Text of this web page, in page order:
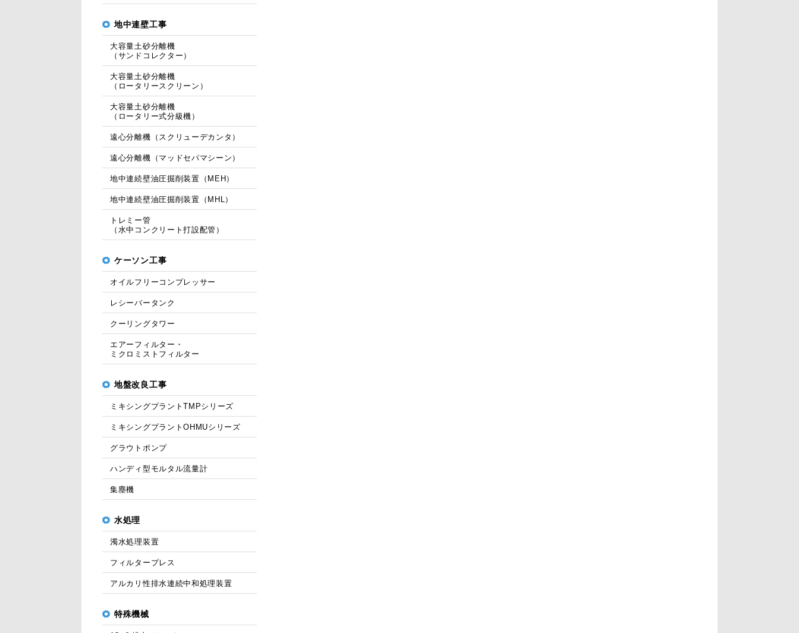
地中連壁工事
大容量土砂分離機
（サンドコレクター）
大容量土砂分離機
（ロータリースクリーン）
大容量土砂分離機
（ロータリー式分級機）
遠心分離機（スクリューデカンタ）
遠心分離機（マッドセパマシーン）
地中連続壁油圧掘削装置（MEH）
地中連続壁油圧掘削装置（MHL）
トレミー管
（水中コンクリート打設配管）
ケーソン工事
オイルフリーコンプレッサー
レシーバータンク
クーリングタワー
エアーフィルター・
ミクロミストフィルター
地盤改良工事
ミキシングプラントTMPシリーズ
ミキシングプラントOHMUシリーズ
グラウトポンプ
ハンディ型モルタル流量計
集塵機
水処理
濁水処理装置
フィルタープレス
アルカリ性排水連続中和処理装置
特殊機械